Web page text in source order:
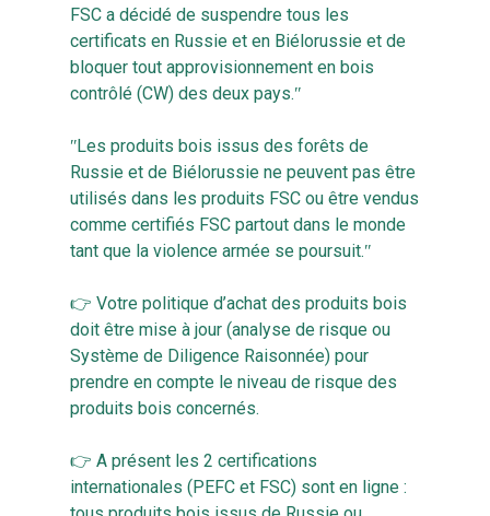
FSC a décidé de suspendre tous les
certificats en Russie et en Biélorussie et de
bloquer tout approvisionnement en bois
contrôlé (CW) des deux pays.ʺ
ʺLes produits bois issus des forêts de
Russie et de Biélorussie ne peuvent pas être
utilisés dans les produits FSC ou être vendus
comme certifiés FSC partout dans le monde
tant que la violence armée se poursuit.ʺ
👉 Votre politique d’achat des produits bois
doit être mise à jour (analyse de risque ou
Système de Diligence Raisonnée) pour
prendre en compte le niveau de risque des
produits bois concernés.
👉 A présent les 2 certifications
internationales (PEFC et FSC) sont en ligne :